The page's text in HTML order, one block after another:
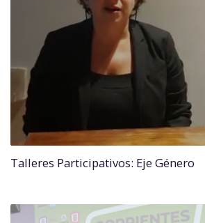
Talleres Participativos: Eje Género